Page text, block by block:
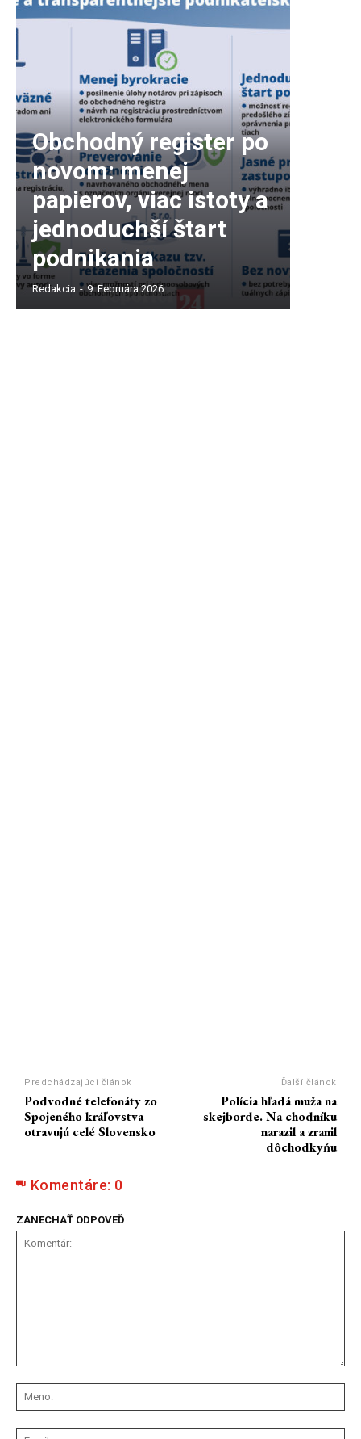
Obchodný register po
novom: menej
papierov, viac istoty a
jednoduchší štart
podnikania
Redakcia - 9. Februára 2026
Predchádzajúci článok
Podvodné telefonáty zo
Spojeného kráľovstva
otravujú celé Slovensko
Ďalší článok
Polícia hľadá muža na
skejborde. Na chodníku
narazil a zranil
dôchodkyňu
Komentáre: 0
ZANECHAŤ ODPOVEĎ